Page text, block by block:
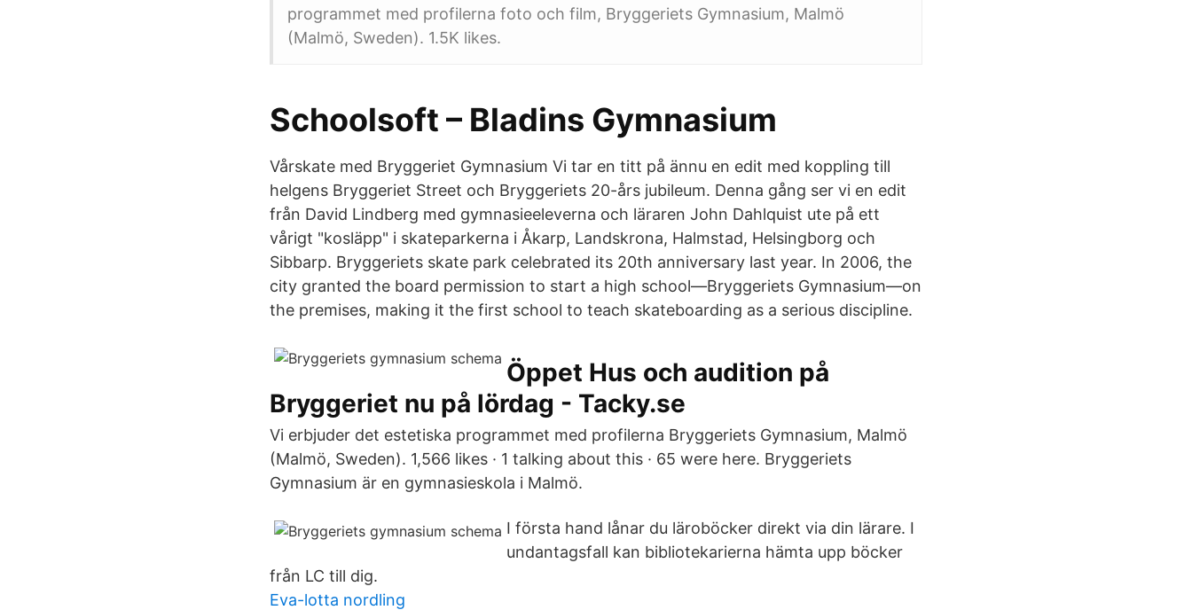
programmet med profilerna foto och film, Bryggeriets Gymnasium, Malmö
(Malmö, Sweden). 1.5K likes.
Schoolsoft – Bladins Gymnasium
Vårskate med Bryggeriet Gymnasium Vi tar en titt på ännu en edit med koppling till
helgens Bryggeriet Street och Bryggeriets 20-års jubileum. Denna gång ser vi en edit
från David Lindberg med gymnasieeleverna och läraren John Dahlquist ute på ett
vårigt "kosläpp" i skateparkerna i Åkarp, Landskrona, Halmstad, Helsingborg och
Sibbarp. Bryggeriets skate park celebrated its 20th anniversary last year. In 2006, the
city granted the board permission to start a high school—Bryggeriets Gymnasium—on
the premises, making it the first school to teach skateboarding as a serious discipline.
Öppet Hus och audition på
Bryggeriet nu på lördag - Tacky.se
Vi erbjuder det estetiska programmet med profilerna Bryggeriets Gymnasium, Malmö
(Malmö, Sweden). 1,566 likes · 1 talking about this · 65 were here. Bryggeriets
Gymnasium är en gymnasieskola i Malmö.
I första hand lånar du läroböcker direkt via din lärare. I
undantagsfall kan bibliotekarierna hämta upp böcker
från LC till dig.
Eva-lotta nordling